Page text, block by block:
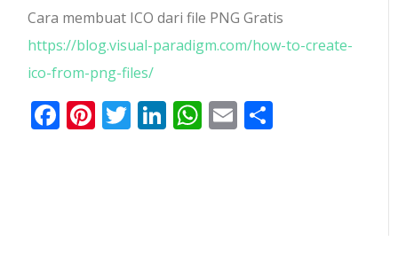
Cara membuat ICO dari file PNG Gratis
https://blog.visual-paradigm.com/how-to-create-
ico-from-png-files/
Facebook
Pinterest
Twitter
LinkedIn
WhatsApp
Email